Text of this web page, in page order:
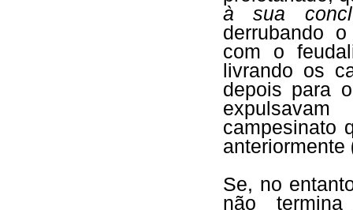
à sua
derrubando
com o
livrando os
depois para
campesinato
anteriormente
Se, no
não